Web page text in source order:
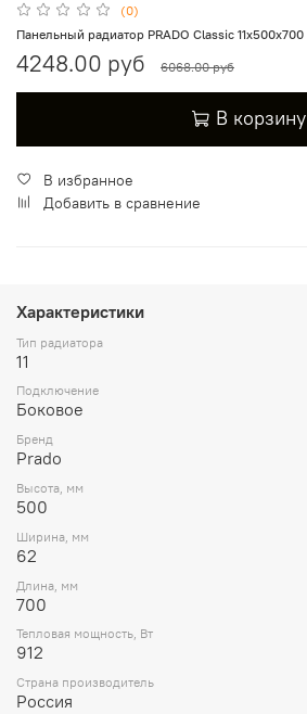
(0)
Панельный радиатор PRADO Classic 11х500х700
4248.00 руб 6068.00 руб
В корзину
В избранное
Добавить в сравнение
Характеристики
Тип радиатора
11
Подключение
Боковое
Бренд
Prado
Высота, мм
500
Ширина, мм
62
Длина, мм
700
Тепловая мощность, Вт
912
Страна производитель
Россия